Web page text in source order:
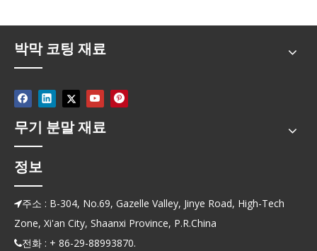
박막 코팅 재료
무기 분말 재료
정보
주소 : B-304, No.69, Gazelle Valley, Jinye Road, High-Tech
Zone, Xi'an City, Shaanxi Province, P.R.China
전화 : + 86-29-88993870.